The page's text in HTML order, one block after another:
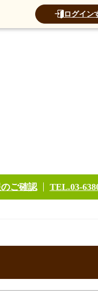
ログイン
運営法人
ご確認 TEL.03-